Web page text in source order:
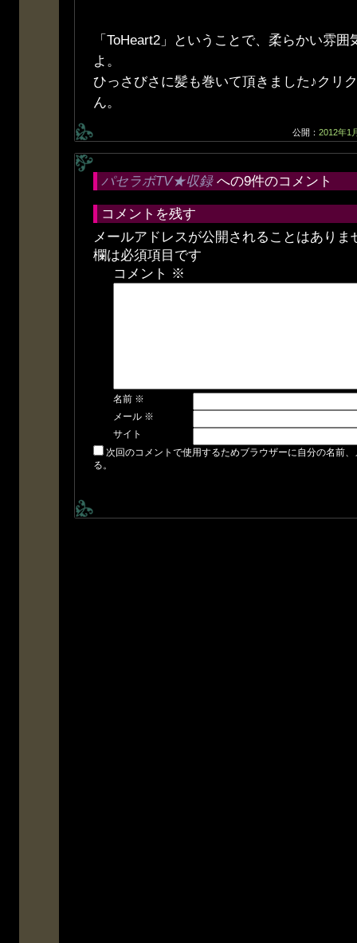
「ToHeart2」ということで、柔らかい雰
よ。
ひっさびさに髪も巻いて頂きました♪クリ
ん。
公開： 2012年1
パセラボTV★収録への9件のコメント
コメントを残す
メールアドレスが公開されることはありま
欄は必須項目です
コメント ※
名前 ※
メール ※
サイト
次回のコメントで使用するためブラウザーに自分の名前
る。